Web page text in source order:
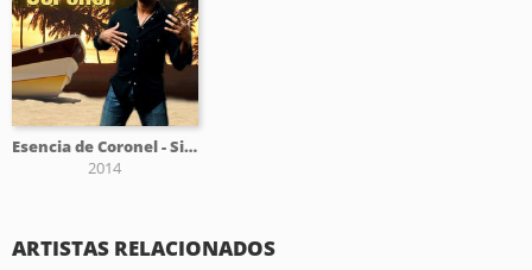
Esencia de Coronel - Single
2014
ARTISTAS RELACIONADOS